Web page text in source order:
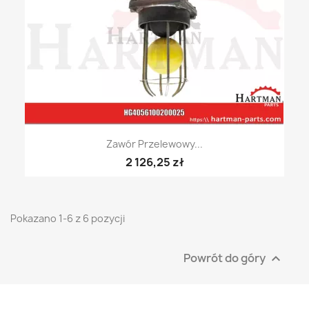
Zawór Przelewowy...
2 126,25 zł
Pokazano 1-6 z 6 pozycji
Powrót do góry 